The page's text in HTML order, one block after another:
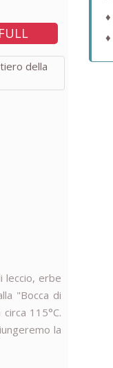
FULL
leccio, erbe
"Bocca di
115°C.
la